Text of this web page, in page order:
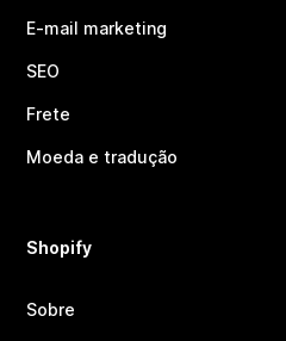
E-mail marketing
SEO
Frete
Moeda e tradução
Shopify
Sobre